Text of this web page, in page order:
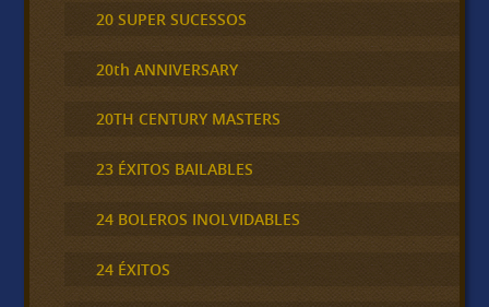
20 SUPER SUCESSOS
20th ANNIVERSARY
20TH CENTURY MASTERS
23 ÉXITOS BAILABLES
24 BOLEROS INOLVIDABLES
24 ÉXITOS